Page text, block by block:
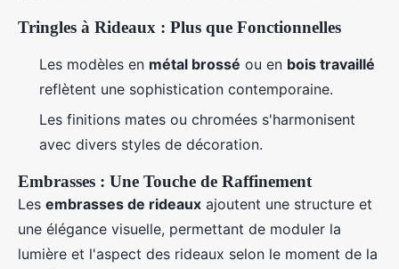
Tringles à Rideaux : Plus que Fonctionnelles
Les modèles en métal brossé ou en bois travaillé
reflètent une sophistication contemporaine.
Les finitions mates ou chromées s'harmonisent
avec divers styles de décoration.
Embrasses : Une Touche de Raffinement
Les embrasses de rideaux ajoutent une structure et
une élégance visuelle, permettant de moduler la
lumière et l'aspect des rideaux selon le moment de la